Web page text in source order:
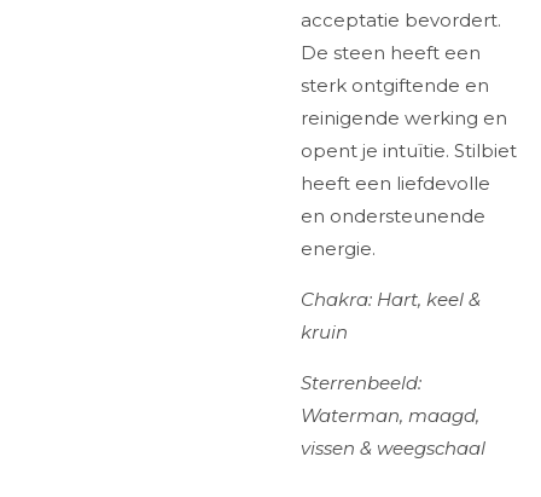
acceptatie bevordert.
De steen heeft een
sterk ontgiftende en
reinigende werking en
opent je intuïtie. Stilbiet
heeft een liefdevolle
en ondersteunende
energie.
Chakra: Hart, keel &
kruin
Sterrenbeeld:
Waterman, maagd,
vissen & weegschaal